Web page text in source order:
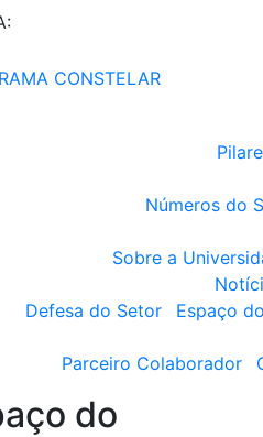
CONSTELAR
Números do
Sobre a
Defesa do Setor
Espaço
Parceiro Colaborador
do